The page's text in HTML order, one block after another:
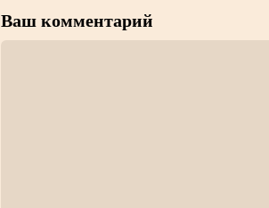
Ваш комментарий